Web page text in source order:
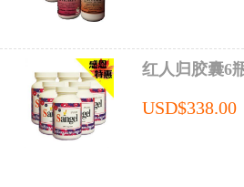
红人归胶囊6
USD$338.00